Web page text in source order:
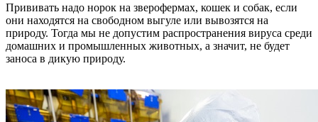
Прививать надо норок на зверофермах, кошек и собак, если
они находятся на свободном выгуле или вывозятся на
природу. Тогда мы не допустим распространения вируса среди
домашних и промышленных животных, а значит, не будет
заноса в дикую природу.